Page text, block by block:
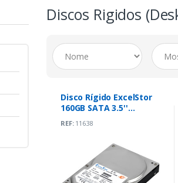
Discos Rigidos
Disco Rígido ExcelStor
160GB SATA 3.5''
REF:11638